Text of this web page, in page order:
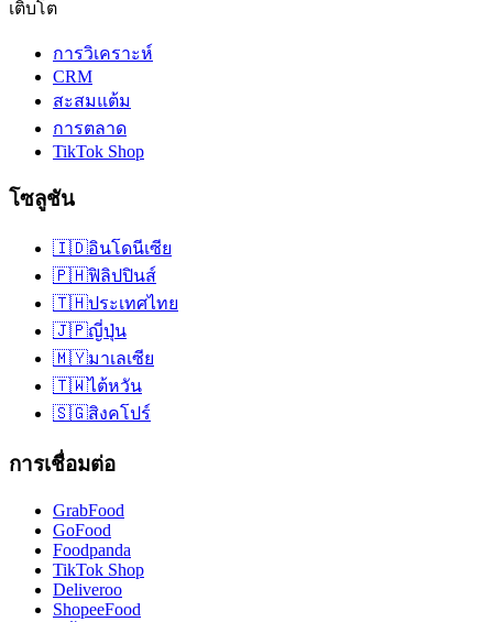
เติบโต
การวิเคราะห์
CRM
สะสมแต้ม
การตลาด
TikTok Shop
โซลูชัน
🇮🇩อินโดนีเซีย
🇵🇭ฟิลิปปินส์
🇹🇭ประเทศไทย
🇯🇵ญี่ปุ่น
🇲🇾มาเลเซีย
🇹🇼ไต้หวัน
🇸🇬สิงคโปร์
การเชื่อมต่อ
GrabFood
GoFood
Foodpanda
TikTok Shop
Deliveroo
ShopeeFood